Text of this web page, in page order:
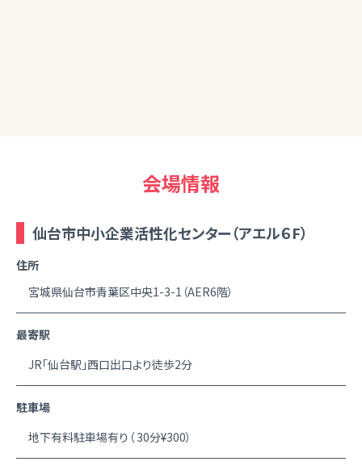
会場情報
仙台市中小企業活性化センター（アエル６F）
住所
宮城県仙台市青葉区中央1-3-1（AER6階）
最寄駅
JR「仙台駅」西口出口より徒歩2分
駐車場
地下有料駐車場有り（ 30分¥300）